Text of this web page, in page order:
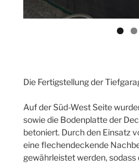
Die Fertigstellung der
Auf der Süd-West Seite
sowie die Bodenplatte der
betoniert. Durch den Einsatz
eine flechendeckende
gewährleistet werden,